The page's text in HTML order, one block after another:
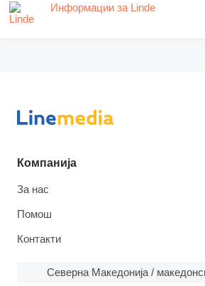
Информации за Linde
Компанија
За нас
Помош
Контакти
Северна Македонија /